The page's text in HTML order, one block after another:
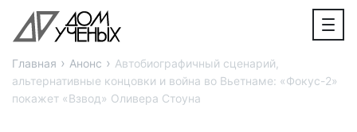
Главная › Анонс › Автобиографичный сценарий,
альтернативные концовки и война во Вьетнаме: «Фокус-2»
покажет «Взвод» Оливера Стоуна